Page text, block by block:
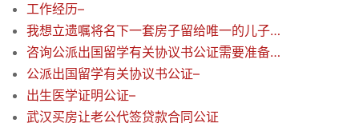
工作经历–
我想立遗嘱将名下一套房子留给唯一的儿子。做个公证如何办理
咨询公派出国留学有关协议书公证需要准备哪些材料？–
公派出国留学有关协议书公证–
出生医学证明公证–
武汉买房让老公代签贷款合同公证